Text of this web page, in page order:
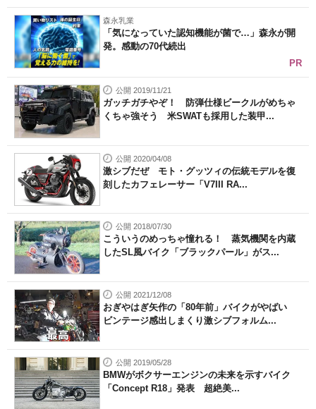
森永乳業
「気になっていた認知機能が菌で…」森永が開
発。感動の70代続出
PR
公開 2019/11/21
ガッチガチやぞ！ 防弾仕様ビークルがめちゃ
くちゃ強そう 米SWATも採用した装甲...
公開 2020/04/08
激シブだぜ モト・グッツィの伝統モデルを復
刻したカフェレーサー「V7III RA...
公開 2018/07/30
こういうのめっちゃ憧れる！ 蒸気機関を内蔵
したSL風バイク「ブラックパール」がス...
公開 2021/12/08
おぎやはぎ矢作の「80年前」バイクがやばい
ビンテージ感出しまくり激シブフォルム...
公開 2019/05/28
BMWがボクサーエンジンの未来を示すバイク
「Concept R18」発表 超絶美...